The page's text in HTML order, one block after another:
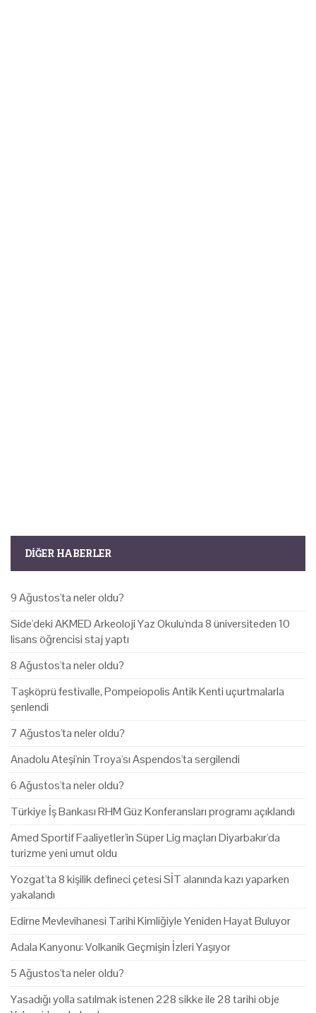
DIĞER HABERLER
9 Ağustos'ta neler oldu?
Side'deki AKMED Arkeoloji Yaz Okulu'nda 8 üniversiteden 10
lisans öğrencisi staj yaptı
8 Ağustos'ta neler oldu?
Taşköprü festivalle, Pompeiopolis Antik Kenti uçurtmalarla
şenlendi
7 Ağustos'ta neler oldu?
Anadolu Ateşi'nin Troya'sı Aspendos'ta sergilendi
6 Ağustos'ta neler oldu?
Türkiye İş Bankası RHM Güz Konferansları programı açıklandı
Amed Sportif Faaliyetler'in Süper Lig maçları Diyarbakır'da
turizme yeni umut oldu
Yozgat'ta 8 kişilik defineci çetesi SİT alanında kazı yaparken
yakalandı
Edirne Mevlevihanesi Tarihi Kimliğiyle Yeniden Hayat Buluyor
Adala Kanyonu: Volkanik Geçmişin İzleri Yaşıyor
5 Ağustos'ta neler oldu?
Yasadığı yolla satılmak istenen 228 sikke ile 28 tarihi obje